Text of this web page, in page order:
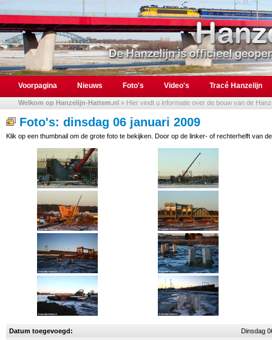
Voorpagina Nieuws Foto's Video's Tracé Hanzelijn
Welkom op Hanzelijn-Hattem.nl » Hier vindt u informatie over de bouw van de
Foto's: dinsdag 06 januari 2009
Klik op een thumbnail om de grote foto te bekijken. Door op de linker- of rechterhelft van
Datum toegevoegd:
Dinsdag